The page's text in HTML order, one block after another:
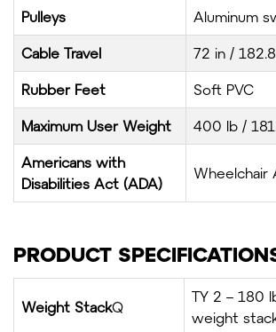
Pulleys Aluminum
Cable Travel 72 in /
Rubber Feet Soft PVC
Maximum User Weight 400 lb /
Americans with
Disabilities Act (ADA)
Wheelchair
PRODUCT
Weight StackQ
TY 2 – 180
weight